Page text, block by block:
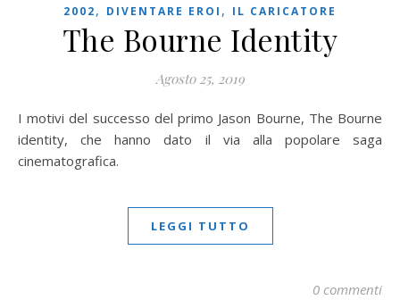
2002, DIVENTARE EROI , IL CARICATORE
The Bourne Identity
Agosto 25, 2019
I motivi del successo del primo Jason Bourne, The Bourne
identity, che hanno dato il via alla popolare saga
cinematografica.
LEGGI TUTTO
0 commenti